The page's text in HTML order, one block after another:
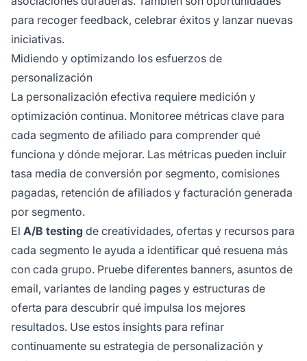
para recoger feedback, celebrar éxitos y lanzar nuevas
iniciativas.
Midiendo y optimizando los esfuerzos de
personalización
La personalización efectiva requiere medición y
optimización continua. Monitoree métricas clave para
cada segmento de afiliado para comprender qué
funciona y dónde mejorar. Las métricas pueden incluir
tasa media de conversión por segmento, comisiones
pagadas, retención de afiliados y facturación generada
por segmento.
El A/B testing de creatividades, ofertas y recursos para
cada segmento le ayuda a identificar qué resuena más
con cada grupo. Pruebe diferentes banners, asuntos de
email, variantes de landing pages y estructuras de
oferta para descubrir qué impulsa los mejores
resultados. Use estos insights para refinar
continuamente su estrategia de personalización y